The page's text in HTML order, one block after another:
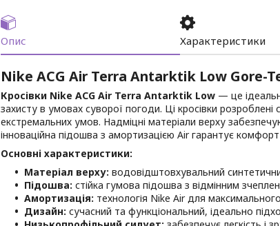
Опис Характеристики
Nike ACG Air Terra Antarktik Low Gore-
Кросівки Nike ACG Air Terra Antarktik Low — це
захисту в умовах суворої погоди. Ці кросівки
екстремальних умов. Надміцні матеріали верху
інноваційна підошва з амортизацією Air гарантує
Основні характеристики:
Матеріал верху: водовідштовхувальний
Підошва: стійка гумова підошва з відмінним
Амортизація: технологія Nike Air для
Дизайн: сучасний та функціональний, ідеально